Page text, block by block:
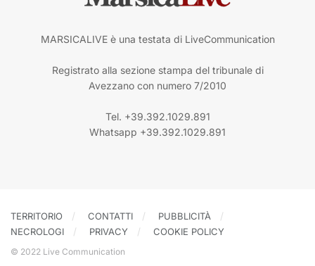
MARSICALIVE è una testata di LiveCommunication
Registrato alla sezione stampa del tribunale di
Avezzano con numero 7/2010
Tel. +39.392.1029.891
Whatsapp +39.392.1029.891
TERRITORIO CONTATTI
PUBBLICITÀ
NECROLOGI
PRIVACY COOKIE POLICY
© 2022 Live Communication